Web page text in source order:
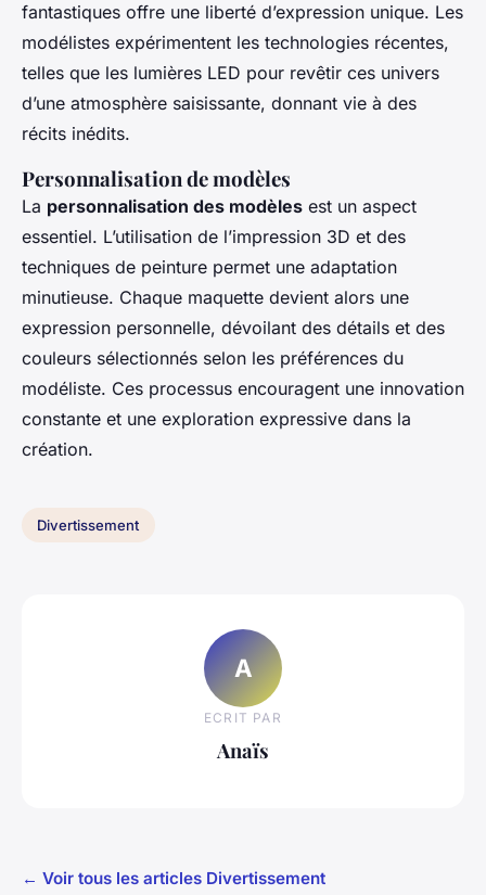
fantastiques offre une liberté d’expression unique. Les
modélistes expérimentent les technologies récentes,
telles que les lumières LED pour revêtir ces univers
d’une atmosphère saisissante, donnant vie à des
récits inédits.
Personnalisation de modèles
La personnalisation des modèles est un aspect
essentiel. L’utilisation de l’impression 3D et des
techniques de peinture permet une adaptation
minutieuse. Chaque maquette devient alors une
expression personnelle, dévoilant des détails et des
couleurs sélectionnés selon les préférences du
modéliste. Ces processus encouragent une innovation
constante et une exploration expressive dans la
création.
Divertissement
A
ECRIT PAR
Anaïs
← Voir tous les articles Divertissement